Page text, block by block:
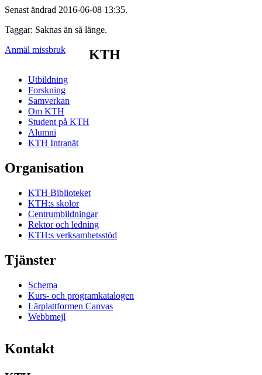
Senast ändrad 2016-06-08 13:35.
Taggar: Saknas än så länge.
Anmäl missbruk
KTH
Utbildning
Forskning
Samverkan
Om KTH
Student på KTH
Alumni
KTH Intranät
Organisation
KTH Biblioteket
KTH:s skolor
Centrumbildningar
Rektor och ledning
KTH:s verksamhetsstöd
Tjänster
Schema
Kurs- och programkatalogen
Lärplattformen Canvas
Webbmejl
Kontakt